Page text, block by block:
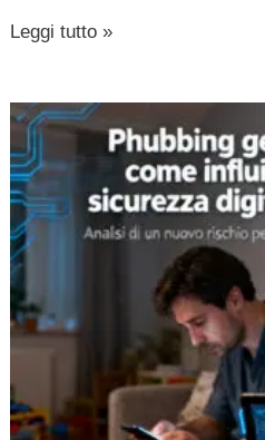
Leggi tutto »
Phubbing
genitoriale:
come
influisce
sulla
sicurezza
digitale
figli